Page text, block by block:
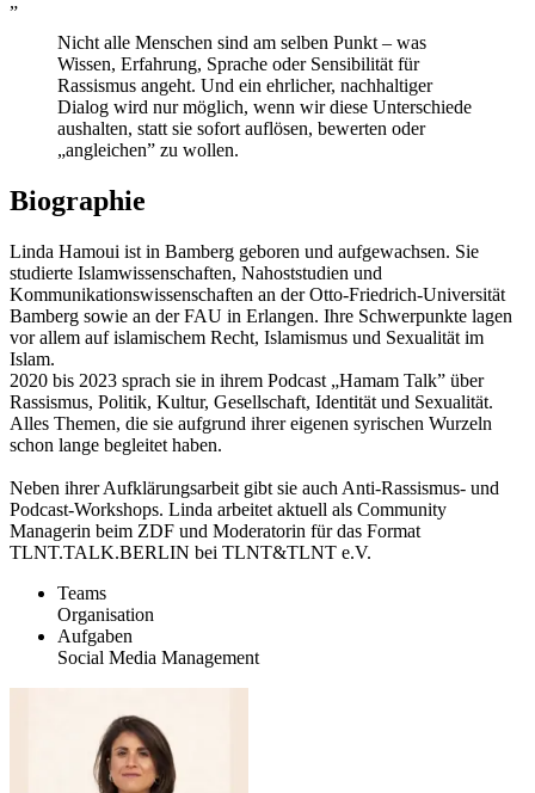
Nicht alle Menschen sind am selben Punkt – was
Wissen, Erfahrung, Sprache oder Sensibilität für
Rassismus angeht. Und ein ehrlicher, nachhaltiger
Dialog wird nur möglich, wenn wir diese Unterschiede
aushalten, statt sie sofort auflösen, bewerten oder
„angleichen” zu wollen.
Biographie
Linda Hamoui ist in Bamberg geboren und aufgewachsen. Sie
studierte Islamwissenschaften, Nahoststudien und
Kommunikationswissenschaften an der Otto-Friedrich-Universität
Bamberg sowie an der FAU in Erlangen. Ihre Schwerpunkte lagen
vor allem auf islamischem Recht, Islamismus und Sexualität im
Islam.
2020 bis 2023 sprach sie in ihrem Podcast „Hamam Talk” über
Rassismus, Politik, Kultur, Gesellschaft, Identität und Sexualität.
Alles Themen, die sie aufgrund ihrer eigenen syrischen Wurzeln
schon lange begleitet haben.
Neben ihrer Aufklärungsarbeit gibt sie auch Anti-Rassismus- und
Podcast-Workshops. Linda arbeitet aktuell als Community
Managerin beim ZDF und Moderatorin für das Format
TLNT.TALK.BERLIN bei TLNT&TLNT e.V.
Teams
Organisation
Aufgaben
Social Media Management